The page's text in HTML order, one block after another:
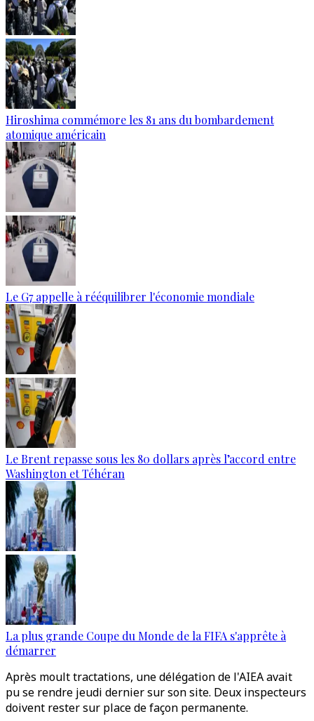
Hiroshima commémore les 81 ans du bombardement
atomique américain
Le G7 appelle à rééquilibrer l'économie mondiale
Le Brent repasse sous les 80 dollars après l’accord entre
Washington et Téhéran
La plus grande Coupe du Monde de la FIFA s'apprête à
démarrer
Après moult tractations, une délégation de l'AIEA avait
pu se rendre jeudi dernier sur son site. Deux inspecteurs
doivent rester sur place de façon permanente.